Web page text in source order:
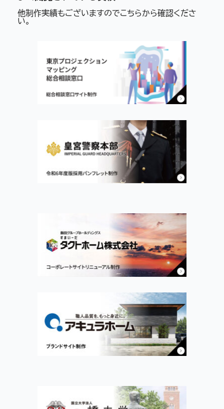
他制作実績もございますのでこちらから確認くださ
い。